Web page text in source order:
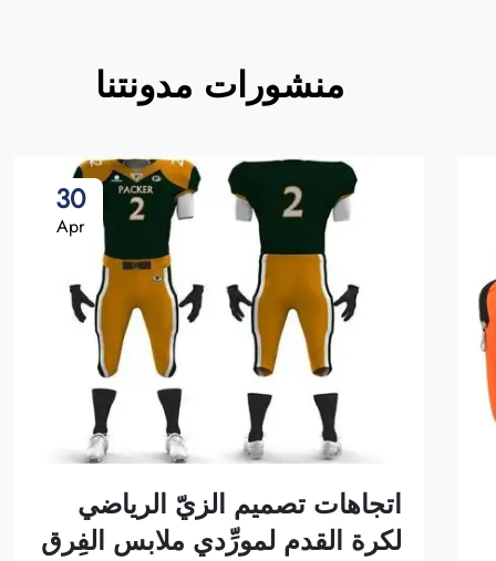
منشورات مدونتنا
30
Apr
اتجاهات تصميم الزيّ الرياضي
لكرة القدم لمورِّدي ملابس الفِرق